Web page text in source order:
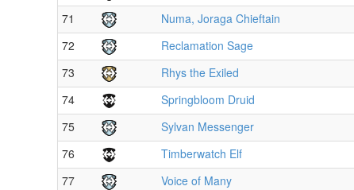
71
Numa, Joraga Chieftain
72
Reclamation Sage
73
Rhys the Exiled
74
Springbloom Druid
75
Sylvan Messenger
76
Timberwatch Elf
77
Voice of Many